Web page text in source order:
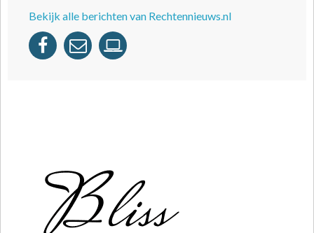
Bekijk alle berichten van Rechtennieuws.nl